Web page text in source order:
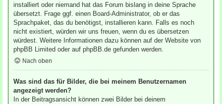
installiert oder niemand hat das Forum bislang in deine Sprache
übersetzt. Frage ggf. einen Board-Administrator, ob er das
Sprachpaket, das du benötigst, installieren kann. Falls es noch
nicht existiert, würden wir uns freuen, wenn du es übersetzen
würdest. Weitere Informationen dazu können auf der Website von
phpBB Limited oder auf phpBB.de gefunden werden.
Nach oben
Was sind das für Bilder, die bei meinem Benutzernamen
angezeigt werden?
In der Beitragsansicht können zwei Bilder bei deinem